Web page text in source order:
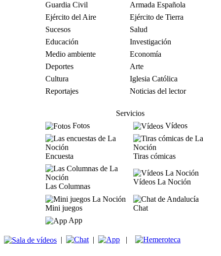
Guardia Civil
Armada Española
Ejército del Aire
Ejército de Tierra
Sucesos
Salud
Educación
Investigación
Medio ambiente
Economía
Deportes
Arte
Cultura
Iglesia Católica
Reportajes
Noticias del lector
Servicios
Fotos
Vídeos
Encuesta Tiras cómicas
Las Columnas
Vídeos La Noción
Mini juegos
Chat
App
| | |